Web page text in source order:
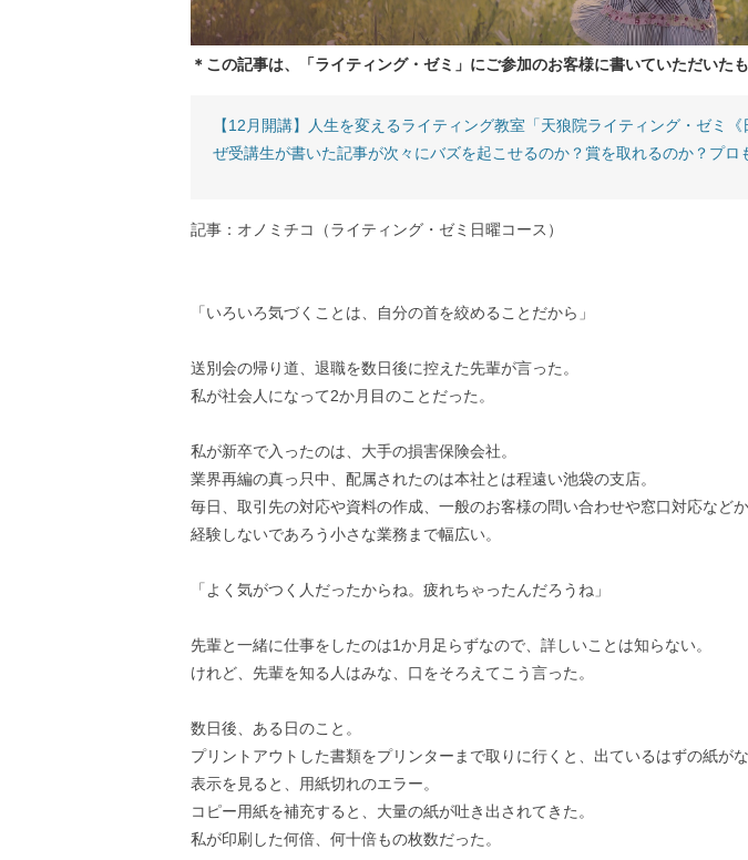
＊この記事は、「ライティング・ゼミ」にご参加のお客様に書いていただいたも
【12月開講】人生を変えるライティング教室「天狼院ライティング・ゼミ
ぜ受講生が書いた記事が次々にバズを起こせるのか？賞を取れるのか？プロ
記事：オノミチコ（ライティング・ゼミ日曜コース）
「いろいろ気づくことは、自分の首を絞めることだから」
送別会の帰り道、退職を数日後に控えた先輩が言った。
私が社会人になって2か月目のことだった。
私が新卒で入ったのは、大手の損害保険会社。
業界再編の真っ只中、配属されたのは本社とは程遠い池袋の支店。
毎日、取引先の対応や資料の作成、一般のお客様の問い合わせや窓口対応など
経験しないであろう小さな業務まで幅広い。
「よく気がつく人だったからね。疲れちゃったんだろうね」
先輩と一緒に仕事をしたのは1か月足らずなので、詳しいことは知らない。
けれど、先輩を知る人はみな、口をそろえてこう言った。
数日後、ある日のこと。
プリントアウトした書類をプリンターまで取りに行くと、出ているはずの紙がな
表示を見ると、用紙切れのエラー。
コピー用紙を補充すると、大量の紙が吐き出されてきた。
私が印刷した何倍、何十倍もの枚数だった。